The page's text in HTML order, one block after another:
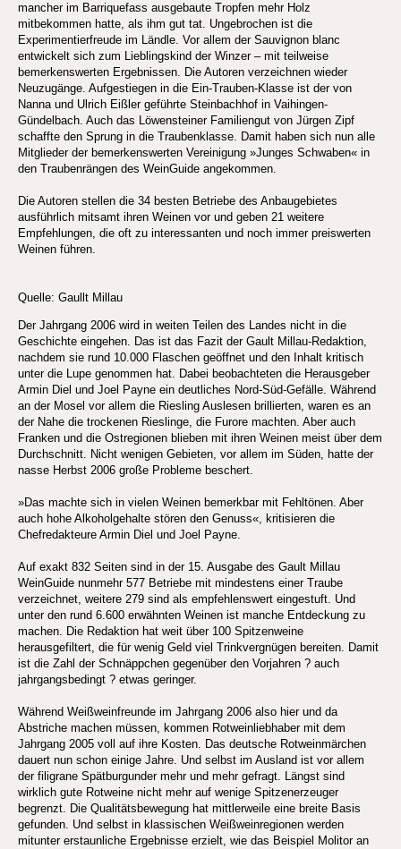
mancher im Barriquefass ausgebaute Tropfen mehr Holz
mitbekommen hatte, als ihm gut tat. Ungebrochen ist die
Experimentierfreude im Ländle. Vor allem der Sauvignon blanc
entwickelt sich zum Lieblingskind der Winzer – mit teilweise
bemerkenswerten Ergebnissen. Die Autoren verzeichnen wieder
Neuzugänge. Aufgestiegen in die Ein-Trauben-Klasse ist der von
Nanna und Ulrich Eißler geführte Steinbachhof in Vaihingen-
Gündelbach. Auch das Löwensteiner Familiengut von Jürgen Zipf
schaffte den Sprung in die Traubenklasse. Damit haben sich nun alle
Mitglieder der bemerkenswerten Vereinigung »Junges Schwaben« in
den Traubenrängen des WeinGuide angekommen.
Die Autoren stellen die 34 besten Betriebe des Anbaugebietes
ausführlich mitsamt ihren Weinen vor und geben 21 weitere
Empfehlungen, die oft zu interessanten und noch immer preiswerten
Weinen führen.
Quelle: Gaullt Millau
Der Jahrgang 2006 wird in weiten Teilen des Landes nicht in die
Geschichte eingehen. Das ist das Fazit der Gault Millau-Redaktion,
nachdem sie rund 10.000 Flaschen geöffnet und den Inhalt kritisch
unter die Lupe genommen hat. Dabei beobachteten die Herausgeber
Armin Diel und Joel Payne ein deutliches Nord-Süd-Gefälle. Während
an der Mosel vor allem die Riesling Auslesen brillierten, waren es an
der Nahe die trockenen Rieslinge, die Furore machten. Aber auch
Franken und die Ostregionen blieben mit ihren Weinen meist über dem
Durchschnitt. Nicht wenigen Gebieten, vor allem im Süden, hatte der
nasse Herbst 2006 große Probleme beschert.
»Das machte sich in vielen Weinen bemerkbar mit Fehltönen. Aber
auch hohe Alkoholgehalte stören den Genuss«, kritisieren die
Chefredakteure Armin Diel und Joel Payne.
Auf exakt 832 Seiten sind in der 15. Ausgabe des Gault Millau
WeinGuide nunmehr 577 Betriebe mit mindestens einer Traube
verzeichnet, weitere 279 sind als empfehlenswert eingestuft. Und
unter den rund 6.600 erwähnten Weinen ist manche Entdeckung zu
machen. Die Redaktion hat weit über 100 Spitzenweine
herausgefiltert, die für wenig Geld viel Trinkvergnügen bereiten. Damit
ist die Zahl der Schnäppchen gegenüber den Vorjahren ? auch
jahrgangsbedingt ? etwas geringer.
Während Weißweinfreunde im Jahrgang 2006 also hier und da
Abstriche machen müssen, kommen Rotweinliebhaber mit dem
Jahrgang 2005 voll auf ihre Kosten. Das deutsche Rotweinmärchen
dauert nun schon einige Jahre. Und selbst im Ausland ist vor allem
der filigrane Spätburgunder mehr und mehr gefragt. Längst sind
wirklich gute Rotweine nicht mehr auf wenige Spitzenerzeuger
begrenzt. Die Qualitätsbewegung hat mittlerweile eine breite Basis
gefunden. Und selbst in klassischen Weißweinregionen werden
mitunter erstaunliche Ergebnisse erzielt, wie das Beispiel Molitor an